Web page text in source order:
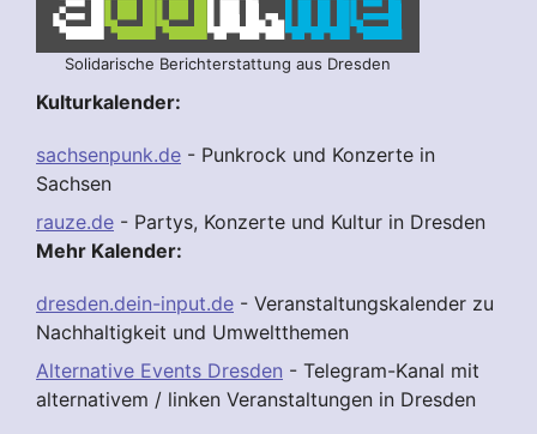
Solidarische Berichterstattung aus Dresden
Kulturkalender:
sachsenpunk.de - Punkrock und Konzerte in
Sachsen
rauze.de - Partys, Konzerte und Kultur in Dresden
Mehr Kalender:
dresden.dein-input.de - Veranstaltungskalender zu
Nachhaltigkeit und Umweltthemen
Alternative Events Dresden - Telegram-Kanal mit
alternativem / linken Veranstaltungen in Dresden